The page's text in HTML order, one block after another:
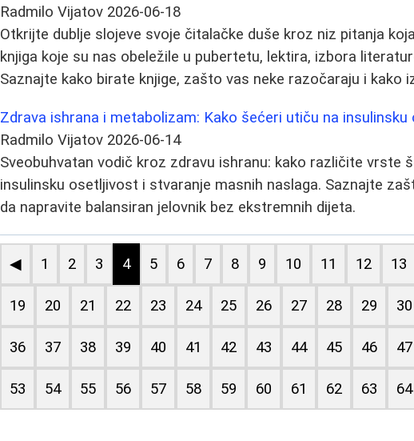
Radmilo Vijatov 2026-06-18
Otkrijte dublje slojeve svoje čitalačke duše kroz niz pitanja
knjiga koje su nas obeležile u pubertetu, lektira, izbora
Saznajte kako birate knjige, zašto vas neke razočaraju i kako
Zdrava ishrana i metabolizam: Kako šećeri utiču na
Radmilo Vijatov 2026-06-14
Sveobuhvatan vodič kroz zdravu ishranu: kako različite vrste
insulinsku osetljivost i stvaranje masnih naslaga. Saznajte
da napravite balansiran jelovnik bez ekstremnih dijeta.
◀ 1 2 3 4 5 6 7 8 9 10 11 12 13
19 20 21 22 23 24 25 26 27 28 29 30
36 37 38 39 40 41 42 43 44 45 46 47
53 54 55 56 57 58 59 60 61 62 63 64